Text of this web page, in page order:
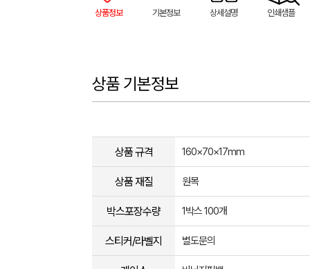
상품정보 기본정보 상세설명 인쇄샘플
상품 기본정보
상품 규격 160×70×17mm
상품 재질 원목
박스포장수량 1박스 100개
스티커/라벨지 별도문의